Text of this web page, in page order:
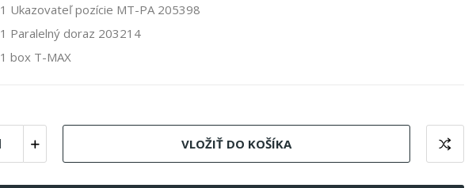
1 Ukazovateľ pozície MT-PA 205398
1 Paralelný doraz 203214
1 box T-MAX
VLOŽIŤ DO KOŠÍKA